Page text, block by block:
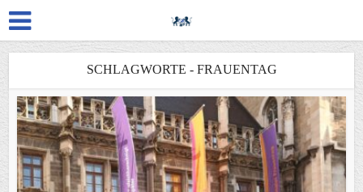
SCHLAGWORTE - FRAUENTAG